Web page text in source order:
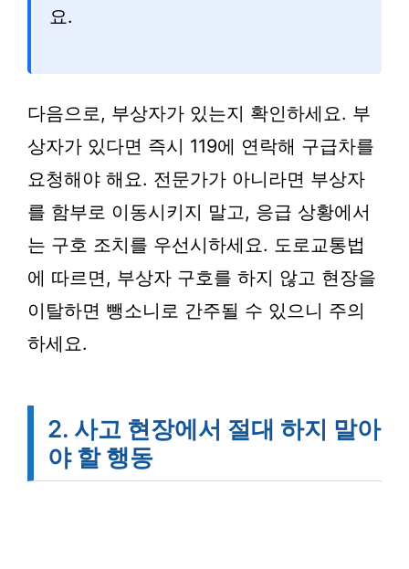
요.
다음으로, 부상자가 있는지 확인하세요. 부
상자가 있다면 즉시 119에 연락해 구급차를
요청해야 해요. 전문가가 아니라면 부상자
를 함부로 이동시키지 말고, 응급 상황에서
는 구호 조치를 우선시하세요. 도로교통법
에 따르면, 부상자 구호를 하지 않고 현장을
이탈하면 뺑소니로 간주될 수 있으니 주의
하세요.
2. 사고 현장에서 절대 하지 말아
야 할 행동